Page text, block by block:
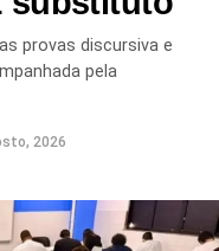
fortalecimento da
comércio e
e renda.
a Macaúbas amplia a
e empreendedores,
para compras em
diário
provas discursiva e
pela
2026